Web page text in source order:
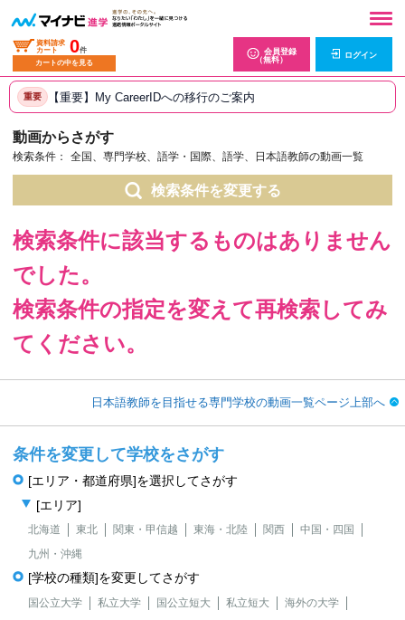
資料請求
カート
0件
カートの中を見る
会員登録
（無料）
ログイン
重要 【重要】My CareerIDへの移行のご案内
動画からさがす
検索条件： 全国、専門学校、語学・国際、語学、日本語教師の動画一覧
検索条件を変更する
検索条件に該当するものはありません
でした。
検索条件の指定を変えて再検索してみ
てください。
日本語教師を目指せる専門学校の動画一覧ページ上部へ
条件を変更して学校をさがす
[エリア・都道府県]を選択してさがす
[エリア]
北海道 東北 関東・甲信越 東海・北陸 関西
中国・四国
九州・沖縄
[学校の種類]を変更してさがす
国公立大学 私立大学 国公立短大 私立短大
海外の大学